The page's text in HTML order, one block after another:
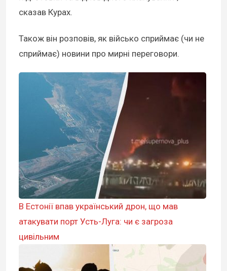
сказав Курах.
Також він розповів, як військо сприймає (чи не
сприймає) новини про мирні переговори.
В Естонії впав український дрон, що мав
атакувати порт Усть-Луга: чи є загроза
цивільним